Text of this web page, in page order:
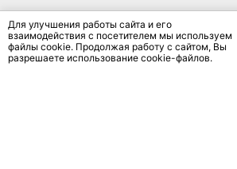
Для улучшения работы сайта и его
взаимодействия с посетителем мы используем
файлы cookie. Продолжая работу с сайтом, Вы
разрешаете использование cookie-файлов.